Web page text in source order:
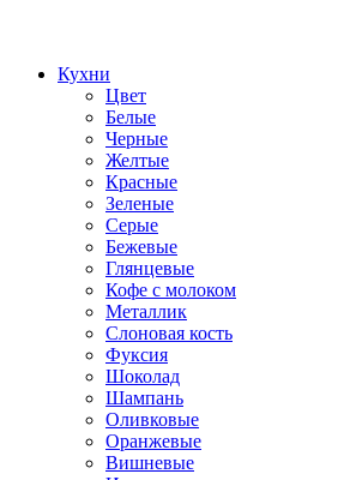
Кухни
Цвет
Белые
Черные
Желтые
Красные
Зеленые
Серые
Бежевые
Глянцевые
Кофе с молоком
Металлик
Слоновая кость
Фуксия
Шоколад
Шампань
Оливковые
Оранжевые
Вишневые